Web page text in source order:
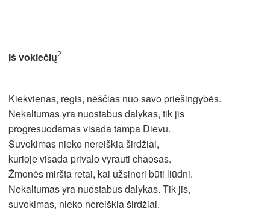
Iš vokiečių2
Kiekvienas, regis, nėščias nuo savo priešingybės.
Nekaltumas yra nuostabus dalykas, tik jis
progresuodamas visada tampa Dievu.
Suvokimas nieko nereiškia širdžiai,
kurioje visada privalo vyrauti chaosas.
Žmonės miršta retai, kai užsinori būti liūdni.
Nekaltumas yra nuostabus dalykas. Tik jis,
suvokimas, nieko nereiškia širdžiai.